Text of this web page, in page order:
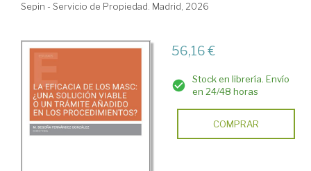
Sepin - Servicio de Propiedad. Madrid, 2026
56,16 €
Stock en librería. Envío
en 24/48 horas
COMPRAR